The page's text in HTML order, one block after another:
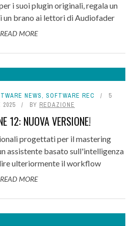
i suoi plugin originali, regala un
un brano ai lettori di Audiofader
READ MORE
NEWS, SOFTWARE REC
5
2025
BY REDAZIONE
12: NUOVA VERSIONE!
progettati per il mastering
assistente basato sull'intelligenza
ulteriormente il workflow
READ MORE